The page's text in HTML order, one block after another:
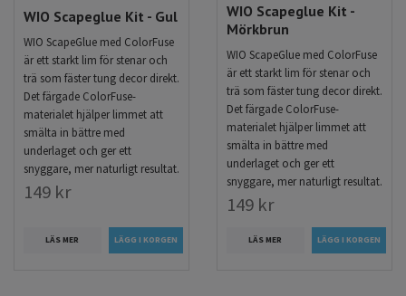
WIO Scapeglue Kit - Gul
WIO ScapeGlue med ColorFuse
är ett starkt lim för stenar och
trä som fäster tung decor direkt.
Det färgade ColorFuse-
materialet hjälper limmet att
smälta in bättre med
underlaget och ger ett
snyggare, mer naturligt resultat.
149 kr
LÄS MER
WIO Scapeglue Kit -
Mörkbrun
WIO ScapeGlue med ColorFuse
är ett starkt lim för stenar och
trä som fäster tung decor direkt.
Det färgade ColorFuse-
materialet hjälper limmet att
smälta in bättre med
underlaget och ger ett
snyggare, mer naturligt resultat.
149 kr
LÄS MER